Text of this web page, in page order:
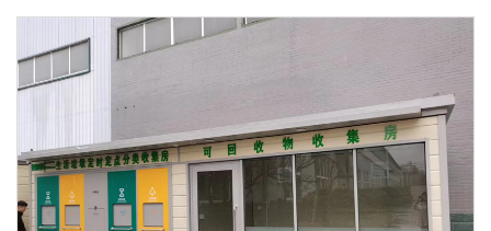
垃圾分类房/亭
联系我们